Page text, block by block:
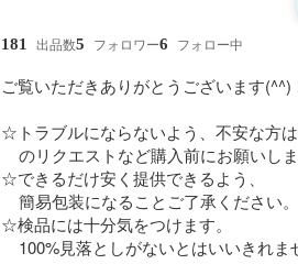
181 出品数5 フォロワー6 フォロー中
ご覧いただきありがとうございます(^^)
☆トラブルにならないよう、不安な方
    のリクエストなど購入前にお願いします。
☆できるだけ安く提供できるよう、
    簡易包装になることご了承ください。
☆検品には十分気をつけます。